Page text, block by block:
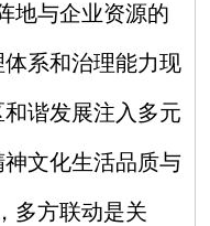
地与企业资源的
系和治理能力现
谐发展注入多元
文化生活品质与
多方联动是关